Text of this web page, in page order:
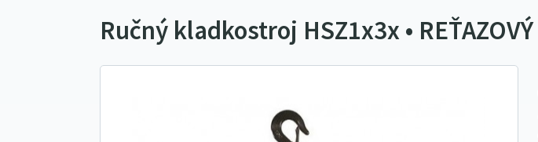
Ručný kladkostroj HSZ1x3x • REŤAZOVÝ